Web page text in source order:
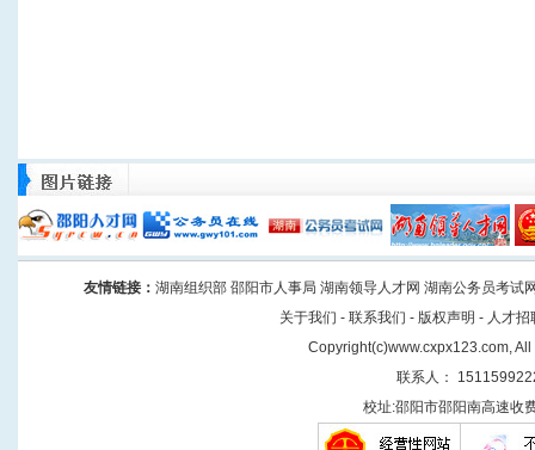
友情链接 ： 湖南组织部 邵阳市人事局 湖南领导人才网 湖南公务员考试
关于我们 - 联系我们 - 版权声明 - 人才招
Copyright(c)www.cxpx123.com,
联系人：
校址:邵阳市邵阳南高速收